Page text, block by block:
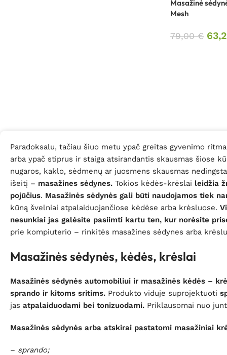
Masažinė
Mesh
79,00€
Paradoksalu, tačiau šiuo metu ypač greitas gyvenimo
arba ypač stiprus ir staiga atsirandantis skausmas šiose
nugaros, kaklo, sėdmenų ar juosmens skausmas
išeitį – masažines sėdynes. Tokios kėdės-krėslai leidžia
pojūčius. Masažinės sėdynės gali būti naudojamos tiek
kūną švelniai atpalaiduojančiose kėdėse arba krėsluose.
nesunkiai jas galėsite pasiimti kartu ten, kur norėsite
prie kompiuterio – rinkitės masažines sėdynes arba
Masažinės sėdynės, kėdės, krėslai
Masažinės sėdynės automobiliui ir masažinės kėdės –
sprando ir kitoms sritims. Produkto viduje suprojektuoti
jas atpalaiduodami bei tonizuodami. Priklausomai nuo
Masažinės sėdynės arba atskirai pastatomi masažiniai
– sprando;